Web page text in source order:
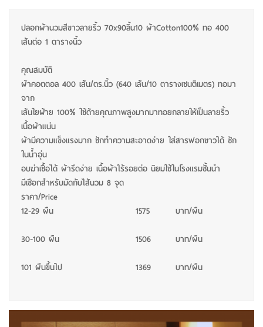
ปลอกผ้านวมสีขาวลายริ้ว 70x90ลิ้น10 ผ้าCotton100% ทอ 400
เส้นต่อ 1 ตารางนิ้ว
คุณสมบัติ
ผ้าคอตตอล 400 เส้น/ตร.นิ้ว (640 เส้น/10 ตารางเซนติเมตร) ทอมา
จาก
เส้นใยฝ้าย 100% ใช้ด้ายคุณภาพสูงมากมาทอยกลายให้เป็นลายริ้ว
เนื้อผ้าแน่น
ผ้ามีความแข็งแรงมาก ซักทำความสะอาดง่าย ใส่สารฟอกขาวได้ ซัก
ในน้ำอุ่น
อบฆ่าเชื้อได้ ผ้ารีดง่าย เนื้อผ้าไร้รอยต่อ นิยมใช้ในโรงแรมชั้นนำ
มีเชือกสำหรับมัดกับไส้นวม 8 จุด
ราคา/Price
12-29 ผืน
1575 บาท/ผืน
30-100 ผืน 1506 บาท/ผืน
101 ผืนขึ้นไป 1369 บาท/ผืน